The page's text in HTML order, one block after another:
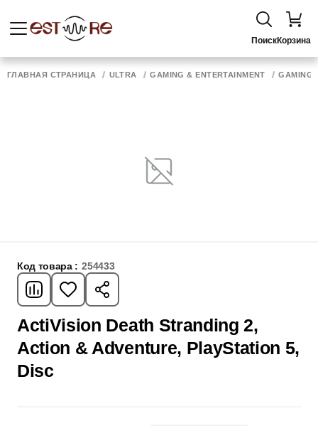
ПоискКорзина
ГЛАВНАЯ СТРАНИЦА ULTRA GAMING & ENTERTAINMENT GAMING
Код товара : 254433
ActiVision Death Stranding 2,
Action & Adventure, PlayStation 5,
Disc